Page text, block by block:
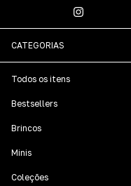
CATEGORIAS
Todos os itens
Bestsellers
Brincos
Minis
Coleções